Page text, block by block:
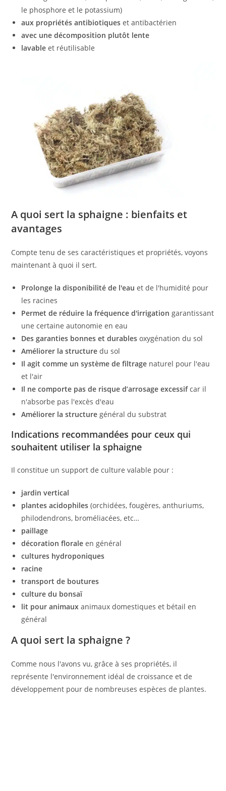
le phosphore et le potassium)
aux propriétés antibiotiques et antibactérien
avec une décomposition plutôt lente
lavable et réutilisable
A quoi sert la sphaigne : bienfaits et
avantages
Compte tenu de ses caractéristiques et propriétés, voyons
maintenant à quoi il sert.
Prolonge la disponibilité de l'eau et de l'humidité pour
les racines
Permet de réduire la fréquence d'irrigation garantissant
une certaine autonomie en eau
Des garanties bonnes et durables oxygénation du sol
Améliorer la structure du sol
Il agit comme un système de filtrage naturel pour l'eau
et l'air
Il ne comporte pas de risque d’arrosage excessifcar il
n'absorbe pas l'excès d'eau
Améliorer la structure général du substrat
Indications recommandées pour ceux qui
souhaitent utiliser la sphaigne
Il constitue un support de culture valable pour :
jardin vertical
plantes acidophiles (orchidées, fougères, anthuriums,
philodendrons, broméliacées, etc…
paillage
décoration florale en général
cultures hydroponiques
racine
transport de boutures
culture du bonsaï
lit pour animaux animaux domestiques et bétail en
général
A quoi sert la sphaigne ?
Comme nous l'avons vu, grâce à ses propriétés, il
représente l'environnement idéal de croissance et de
développement pour de nombreuses espèces de plantes.